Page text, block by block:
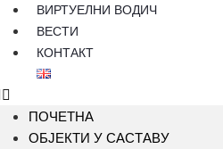
ВИРТУЕЛНИ ВОДИЧ
ВЕСТИ
КОНТАКТ
ПОЧЕТНА
ОБЈЕКТИ У САСТАВУ